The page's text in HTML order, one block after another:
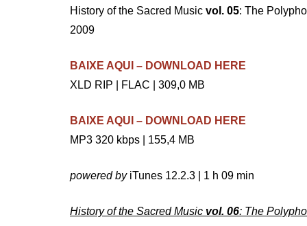
History of the Sacred Music vol. 05: The
2009
BAIXE AQUI – DOWNLOAD HERE
XLD RIP | FLAC | 309,0 MB
BAIXE AQUI – DOWNLOAD HERE
MP3 320 kbps | 155,4 MB
powered byiTunes 12.2.3 | 1 h 09 min
History of the Sacred Music vol. 06: The